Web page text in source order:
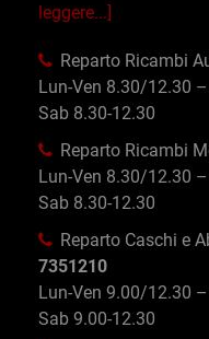
leggere...]
Reparto Ricambi
Lun-Ven 8.30/12.30
Sab 8.30-12.30
Reparto Ricambi
Lun-Ven 8.30/12.30
Sab 8.30-12.30
Reparto Caschi e
7351210
Lun-Ven 9.00/12.30
Sab 9.00-12.30